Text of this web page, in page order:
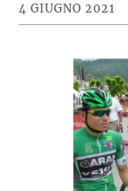
4 GIUGNO 2021